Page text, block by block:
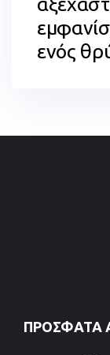
ενός
ΠΡΌΣΦΑΤΑ